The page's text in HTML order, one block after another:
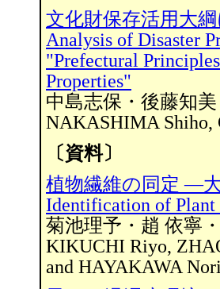
文化財保存活用大
Analysis of Disaster
"Prefectural
Properties"
中島志保・後藤知
NAKASHIMA Shiho,
〔資料〕
植物繊維の同定 ―
Identification of Plant
菊池理予・趙 依寧
KIKUCHI Riyo,
and HAYAKAWA